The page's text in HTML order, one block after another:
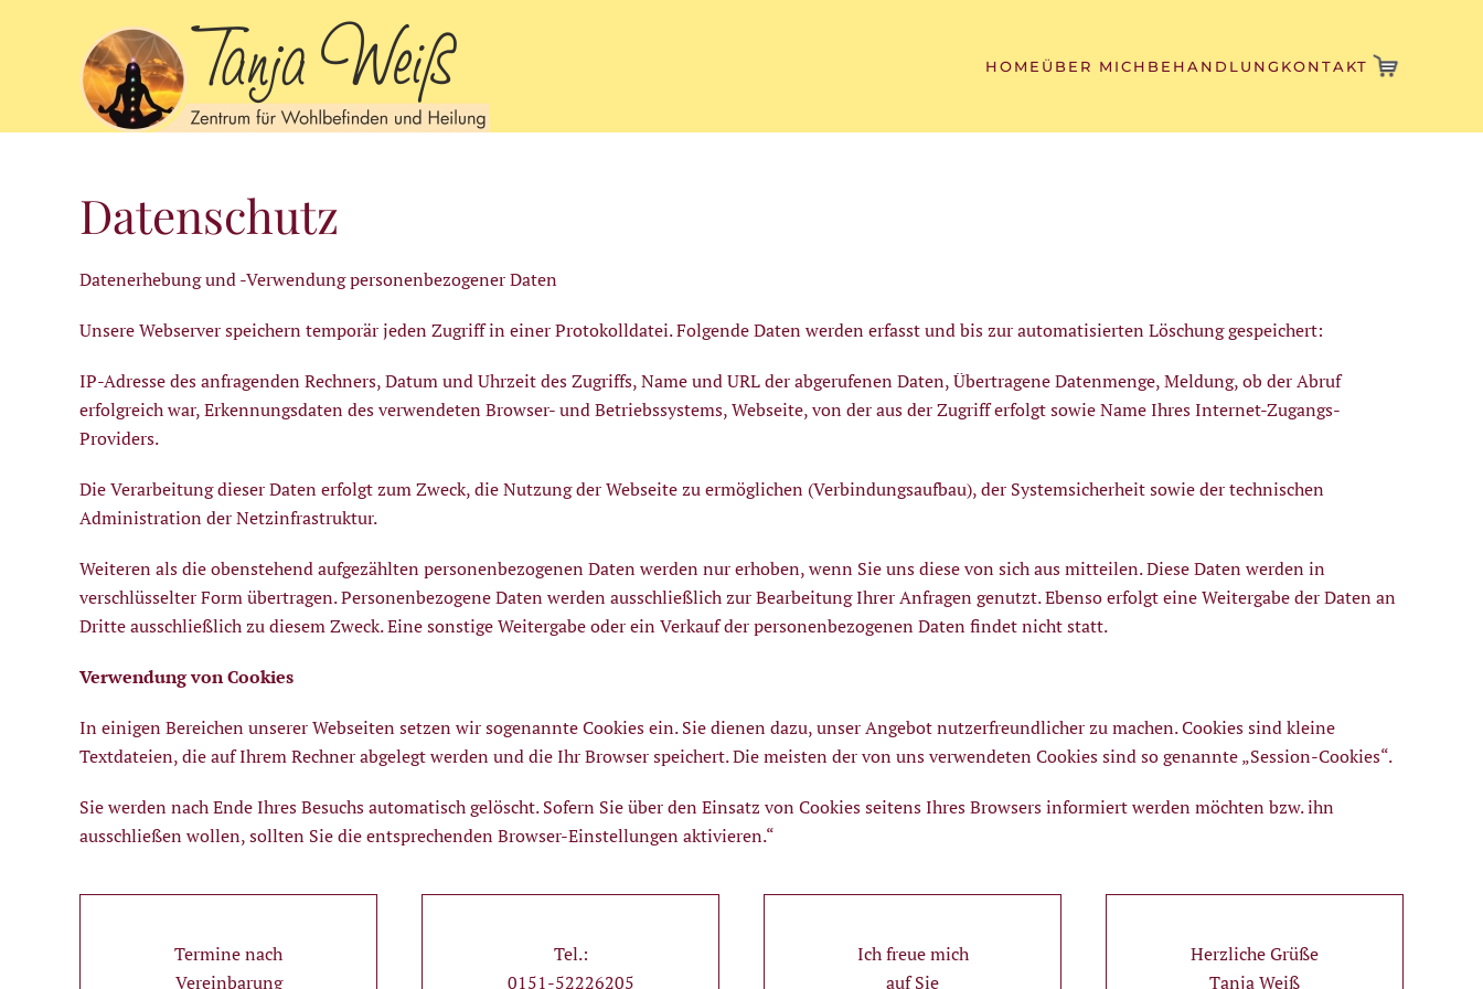
Zum Hauptinhalt springen
HOME ÜBER MICH BEHANDLUNG KONTAKT
Datenschutz
Datenerhebung und -Verwendung personenbezogener Daten
Unsere Webserver speichern temporär jeden Zugriff in einer Protokolldatei. Folgende Daten werden erfasst und bis zur automatisierten Löschung gespeichert:
IP-Adresse des anfragenden Rechners, Datum und Uhrzeit des Zugriffs, Name und URL der abgerufenen Daten, Übertragene Datenmenge, Meldung, ob der Abruf
erfolgreich war, Erkennungsdaten des verwendeten Browser- und Betriebssystems, Webseite, von der aus der Zugriff erfolgt sowie Name Ihres Internet-Zugangs-
Providers.
Die Verarbeitung dieser Daten erfolgt zum Zweck, die Nutzung der Webseite zu ermöglichen (Verbindungsaufbau), der Systemsicherheit sowie der technischen
Administration der Netzinfrastruktur.
Weiteren als die obenstehend aufgezählten personenbezogenen Daten werden nur erhoben, wenn Sie uns diese von sich aus mitteilen. Diese Daten werden in
verschlüsselter Form übertragen. Personenbezogene Daten werden ausschließlich zur Bearbeitung Ihrer Anfragen genutzt. Ebenso erfolgt eine Weitergabe der Daten an
Dritte ausschließlich zu diesem Zweck. Eine sonstige Weitergabe oder ein Verkauf der personenbezogenen Daten findet nicht statt.
Verwendung von Cookies
In einigen Bereichen unserer Webseiten setzen wir sogenannte Cookies ein. Sie dienen dazu, unser Angebot nutzerfreundlicher zu machen. Cookies sind kleine
Textdateien, die auf Ihrem Rechner abgelegt werden und die Ihr Browser speichert. Die meisten der von uns verwendeten Cookies sind so genannte „Session-Cookies“.
Sie werden nach Ende Ihres Besuchs automatisch gelöscht. Sofern Sie über den Einsatz von Cookies seitens Ihres Browsers informiert werden möchten bzw. ihn
ausschließen wollen, sollten Sie die entsprechenden Browser-Einstellungen aktivieren.“
Termine nach
Vereinbarung
Tel.:
0151-52226205
Ich freue mich
auf Sie
Herzliche Grüße
Tanja Weiß